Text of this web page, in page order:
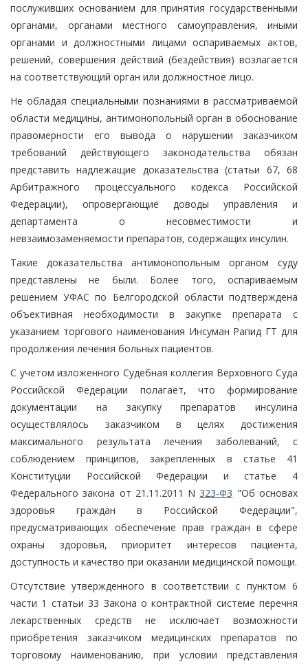
послуживших основанием для принятия государственными
органами, органами местного самоуправления, иными
органами и должностными лицами оспариваемых актов,
решений, совершения действий (бездействия) возлагается
на соответствующий орган или должностное лицо.
Не обладая специальными познаниями в рассматриваемой
области медицины, антимонопольный орган в обоснование
правомерности его вывода о нарушении заказчиком
требований действующего законодательства обязан
представить надлежащие доказательства (статьи 67, 68
Арбитражного процессуального кодекса Российской
Федерации), опровергающие доводы управления и
департамента о несовместимости и
невзаимозаменяемости препаратов, содержащих инсулин.
Такие доказательства антимонопольным органом суду
представлены не были. Более того, оспариваемым
решением УФАС по Белгородской области подтверждена
объективная необходимости в закупке препарата с
указанием торгового наименования Инсуман Рапид ГТ для
продолжения лечения больных пациентов.
С учетом изложенного Судебная коллегия Верховного Суда
Российской Федерации полагает, что формирование
документации на закупку препаратов инсулина
осуществлялось заказчиком в целях достижения
максимального результата лечения заболеваний, с
соблюдением принципов, закрепленных в статье 41
Конституции Российской Федерации и статье 4
Федерального закона от 21.11.2011 N323-ФЗ "Об основах
здоровья граждан в Российской Федерации",
предусматривающих обеспечение прав граждан в сфере
охраны здоровья, приоритет интересов пациента,
доступность и качество при оказании медицинской помощи.
Отсутствие утвержденного в соответствии с пунктом 6
части 1 статьи 33 Закона о контрактной системе перечня
лекарственных средств не исключает возможности
приобретения заказчиком медицинских препаратов по
торговому наименованию, при условии представления